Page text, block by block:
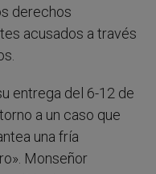
derechos
acusados a través
entrega del 6-12 de
a un caso que
una fría
Monseñor